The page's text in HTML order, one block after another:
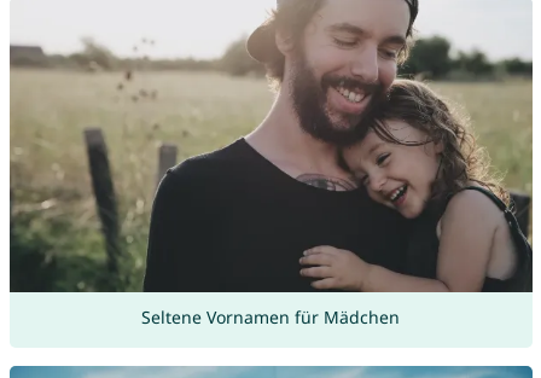
Seltene Vornamen für Mädchen